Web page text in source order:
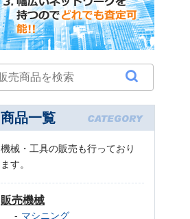
商品一覧
機械・工具の販売も行っており
ます。
販売機械
マシニング